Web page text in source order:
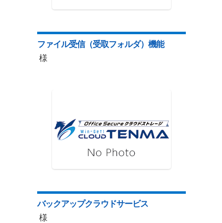
ファイル受信（受取フォルダ）機能
様
バックアップクラウドサービス
様